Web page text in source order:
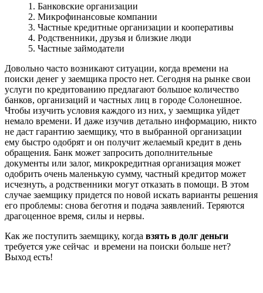
1. Банковские организации
2. Микрофинансовые компании
3. Частные кредитные организации и кооперативы
4. Родственники, друзья и близкие люди
5. Частные займодатели
Довольно часто возникают ситуации, когда времени на
поиски денег у заемщика просто нет. Сегодня на рынке свои
услуги по кредитованию предлагают большое количество
банков, организаций и частных лиц в городе Солонешное.
Чтобы изучить условия каждого из них, у заемщика уйдет
немало времени. И даже изучив детально информацию, никто
не даст гарантию заемщику, что в выбранной организации
ему быстро одобрят и он получит желаемый кредит в день
обращения. Банк может запросить дополнительные
документы или залог, микрокредитная организация может
одобрить очень маленькую сумму, частный кредитор может
исчезнуть, а родственники могут отказать в помощи. В этом
случае заемщику придется по новой искать варианты решения
его проблемы: снова беготня и подача заявлений. Теряются
драгоценное время, силы и нервы.
Как же поступить заемщику, когда взять в долг деньги
требуется уже сейчас и времени на поиски больше нет?
Выход есть!